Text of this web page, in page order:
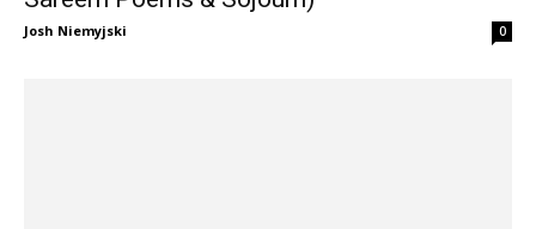
Josh Niemyjski 0